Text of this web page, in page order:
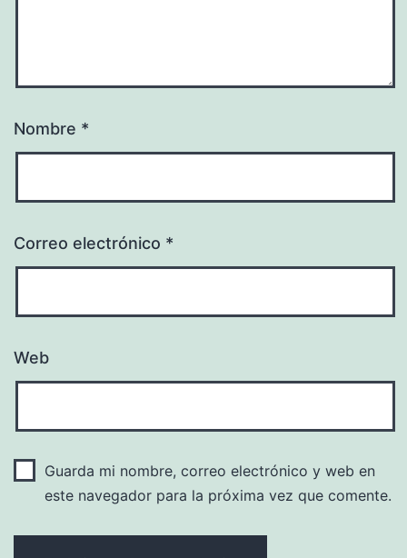
Nombre *
Correo electrónico *
Web
Guarda mi nombre, correo electrónico y web en
este navegador para la próxima vez que comente.